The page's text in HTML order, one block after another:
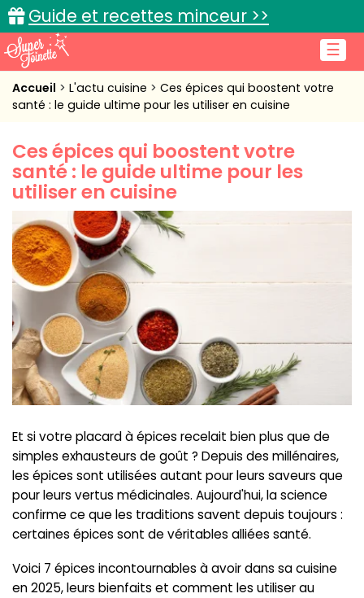
☰
Guide et recettes minceur >>
Accueil
Cuisine pratique
L'actu cuisine
Connexion
Accueil L'actu cuisine
Ces épices qui boostent votre
santé : le guide ultime pour les utiliser en cuisine
Ces épices qui boostent votre
santé : le guide ultime pour les
utiliser en cuisine
Et si votre placard à épices recelait bien plus que de
simples exhausteurs de goût ? Depuis des millénaires,
les épices sont utilisées autant pour leurs saveurs que
pour leurs vertus médicinales. Aujourd'hui, la science
confirme ce que les traditions savent depuis toujours :
certaines épices sont de véritables alliées santé.
Voici 7 épices incontournables à avoir dans sa cuisine
en 2025, leurs bienfaits et comment les utiliser au